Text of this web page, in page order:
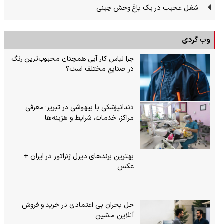
شغل عجیب در یک باغ وحش چینی
وب گردی
چرا لباس کار آبی همچنان محبوب‌ترین رنگ
در صنایع مختلف است؟
دندانپزشکی با بیهوشی در تبریز؛ معرفی
مراکز، خدمات، شرایط و هزینه‌ها
بهترین برندهای دیزل ژنراتور در ایران +
عکس
حل بحران بی‌ اعتمادی در خرید و فروش
آنلاین ماشین